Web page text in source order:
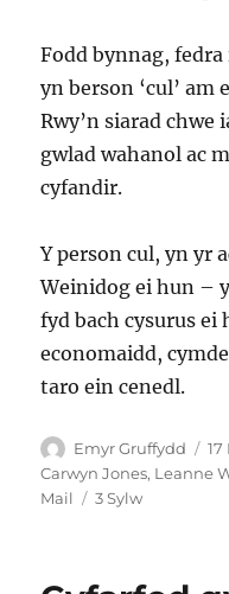
Fodd bynnag,
yn berson ‘cul’ am
Rwy’n siarad
gwlad wahanol ac
cyfandir.
Y person cul, yn yr
Weinidog ei hun –
fyd bach cysurus
economaidd,
taro ein cenedl.
Awdur
Emyr Gruffydd
ar
17
Carwyn Jones, Leanne
Mail
3 Sylwar